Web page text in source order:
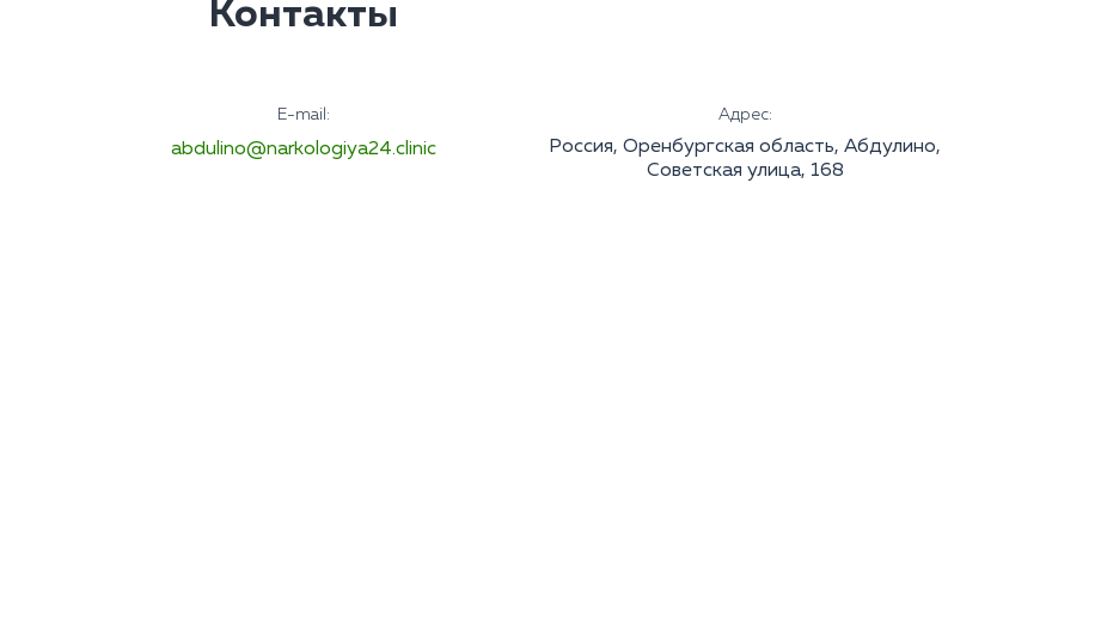
Контакты
E-mail:
abdulino@narkologiya24.clinic
Адрес:
Россия, Оренбургская область, Абдулино,
Советская улица, 168